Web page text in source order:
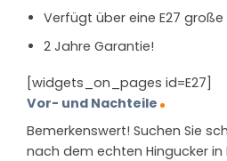
Verfügt über eine E27
2 Jahre Garantie!
[widgets_on_pages id=E27]
Vor- und Nachteile
Bemerkenswert! Suchen Sie
nach dem echten Hingucker in